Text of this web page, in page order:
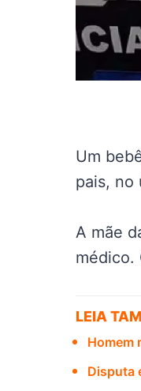
Um
pais, no
A mãe
médico.
LEIA
Homem
Disputa